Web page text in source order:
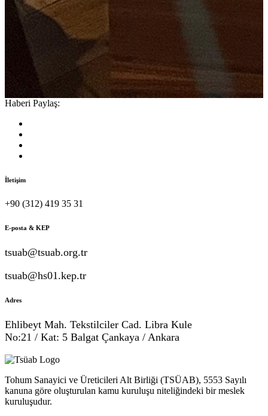
Haberi Paylaş:
İletişim
+90 (312) 419 35 31
E-posta & KEP
tsuab@tsuab.org.tr
tsuab@hs01.kep.tr
Adres
Ehlibeyt Mah. Tekstilciler Cad. Libra Kule
No:21 / Kat: 5 Balgat Çankaya / Ankara
Tohum Sanayici ve Üreticileri Alt Birliği (TSÜAB), 5553 Sayılı
kanuna göre oluşturulan kamu kuruluşu niteliğindeki bir meslek
kuruluşudur.